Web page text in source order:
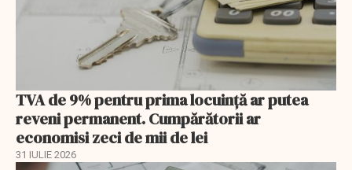
TVA de 9% pentru prima locuință ar putea
reveni permanent. Cumpărătorii ar
economisi zeci de mii de lei
31 IULIE 2026